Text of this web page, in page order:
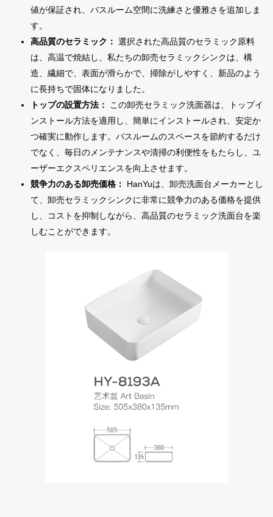
値が保証され、バスルーム空間に洗練さと優雅さを追加しま
す。
高品質のセラミック： 選択された高品質のセラミック原料
は、高温で焼結し、私たちの卸売セラミックシンクは、構
造、繊細で、表面が滑らかで、掃除がしやすく、新品のよう
に長持ちで固体になりました。
トップの設置方法：
この卸売セラミック洗面器は、トップイ
ンストール方法を適用し、簡単にインストールされ、安定か
つ確実に動作します。バスルームのスペースを節約するだけ
でなく、毎日のメンテナンスや清掃の利便性をもたらし、ユ
ーザーエクスペリエンスを向上させます。
競争力のある卸売価格： HanYuは、卸売洗面台メーカーとし
て、卸売セラミックシンクに非常に競争力のある価格を提供
し、コストを抑制しながら、高品質のセラミック洗面台を楽
しむことができます。